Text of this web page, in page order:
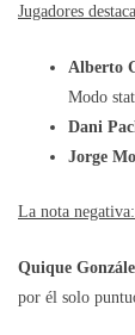
Jugadores
Alberto
Modo
Dani
Jorge
La nota negativa:
Quique
por él solo